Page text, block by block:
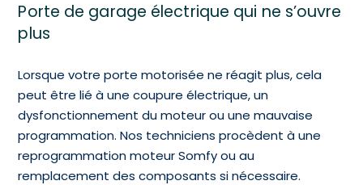
Porte de garage électrique qui ne s’ouvre
plus
Lorsque votre porte motorisée ne réagit plus, cela
peut être lié à une coupure électrique, un
dysfonctionnement du moteur ou une mauvaise
programmation. Nos techniciens procèdent à une
reprogrammation moteur Somfy ou au
remplacement des composants si nécessaire.